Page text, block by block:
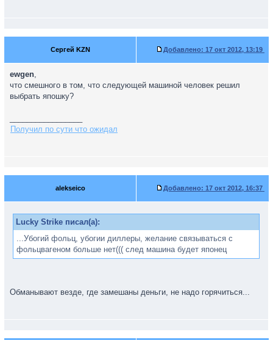
Сергей KZN Добавлено: 17 окт 2012, 13:19
ewgen,
что смешного в том, что следующей машиной человек решил
выбрать япошку?
Получил по сути что ожидал
alekseico Добавлено: 17 окт 2012, 16:37
Lucky Strike писал(а):
...Убогий фольц, убогии диллеры, желание связываться с
фольцвагеном больше нет((( след машина будет японец
Обманывают везде, где замешаны деньги, не надо горячиться...